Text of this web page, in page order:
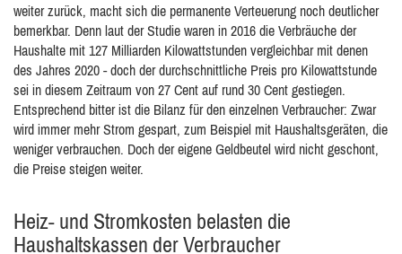
weiter zurück, macht sich die permanente Verteuerung noch deutlicher
bemerkbar. Denn laut der Studie waren in 2016 die Verbräuche der
Haushalte mit 127 Milliarden Kilowattstunden vergleichbar mit denen
des Jahres 2020 - doch der durchschnittliche Preis pro Kilowattstunde
sei in diesem Zeitraum von 27 Cent auf rund 30 Cent gestiegen.
Entsprechend bitter ist die Bilanz für den einzelnen Verbraucher: Zwar
wird immer mehr Strom gespart, zum Beispiel mit Haushaltsgeräten, die
weniger verbrauchen. Doch der eigene Geldbeutel wird nicht geschont,
die Preise steigen weiter.
Heiz- und Stromkosten belasten die
Haushaltskassen der Verbraucher